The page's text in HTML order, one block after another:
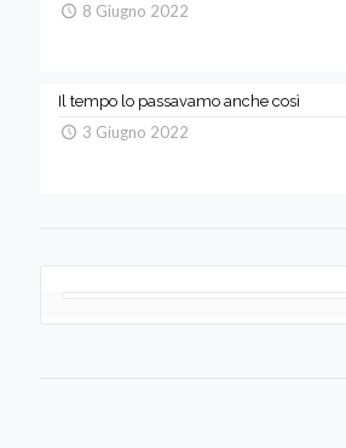
8 Giugno 2022
Il tempo lo passavamo anche così
3 Giugno 2022